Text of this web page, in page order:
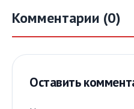
Комментарии (0)
Оставить